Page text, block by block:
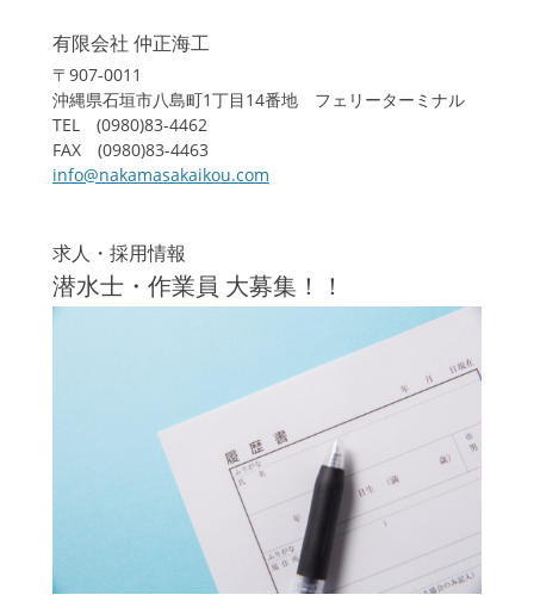
有限会社 仲正海工
〒907-0011
沖縄県石垣市八島町1丁目14番地 フェリーターミナル
TEL (0980)83-4462
FAX (0980)83-4463
info@nakamasakaikou.com
求人・採用情報
潜水士・作業員 大募集！！